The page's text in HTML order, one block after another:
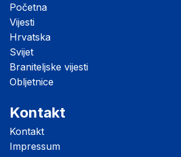
Početna
Vijesti
Hrvatska
Svijet
Braniteljske vijesti
Obljetnice
Kontakt
Kontakt
Impressum